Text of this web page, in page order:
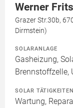
Werner
Grazer Str.30b,
Dirmstein)
SOLARANLAGE
Gasheizung,
Brennstoffzelle,
SOLAR TÄTIGKEITEN
Wartung,